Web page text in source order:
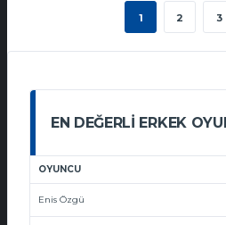
1 2 3
EN DEĞERLI ERKEK
OYUNCU
Enis Özgü